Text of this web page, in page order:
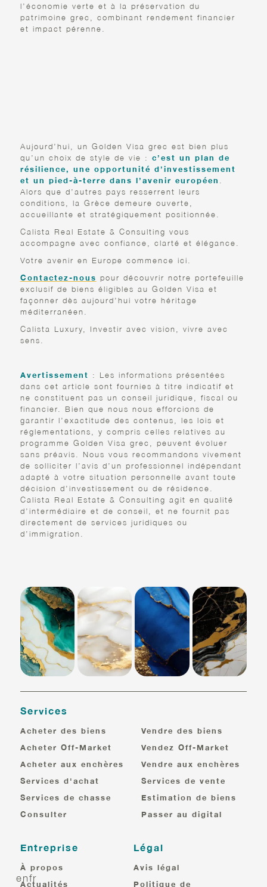
enfr
l’économie verte et à la préservation du
patrimoine grec, combinant rendement financier
et impact pérenne.
Aujourd’hui, un Golden Visa grec est bien plus
qu’un choix de style de vie : c’est un plan de
résilience, une opportunité d’investissement
et un pied-à-terre dans l’avenir européen
Alors que d’autres pays resserrent leurs
conditions, la Grèce demeure ouverte,
accueillante et stratégiquement positionnée.
Calista Real Estate & Consulting vous
accompagne avec confiance, clarté et élégance.
Votre avenir en Europe commence ici.
Contactez-nous pour découvrir notre portefeuille
exclusif de biens éligibles au Golden Visa et
façonner dès aujourd’hui votre héritage
méditerranéen.
Calista Luxury, Investir avec vision, vivre avec
sens.
Avertissement : Les informations présentées
dans cet article sont fournies à titre indicatif et
ne constituent pas un conseil juridique, fiscal ou
financier. Bien que nous nous efforcions de
garantir l’exactitude des contenus, les lois et
réglementations, y compris celles relatives au
programme Golden Visa grec, peuvent évoluer
sans préavis. Nous vous recommandons vivement
de solliciter l’avis d’un professionnel indépendant
adapté à votre situation personnelle avant toute
décision d’investissement ou de résidence.
Calista Real Estate & Consulting agit en qualité
d’intermédiaire et de conseil, et ne fournit pas
directement de services juridiques ou
d’immigration.
Services
Acheter des biens
Acheter Off-Market
Acheter aux enchères
Services d'achat
Services de chasse
Vendre des biens
Vendez Off-Market
Vendre aux enchères
Services de vente
Estimation de biens
Passer au digital
Consulter
Entreprise
À propos
Actualités
Légal
Avis légal
Politique de